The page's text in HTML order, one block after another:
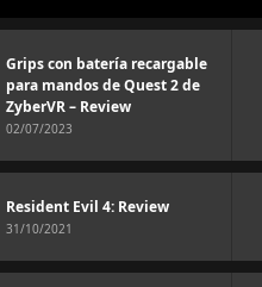
Grips con batería recargable
para mandos de Quest 2 de
ZyberVR – Review
02/07/2023
Resident Evil 4: Review
31/10/2021